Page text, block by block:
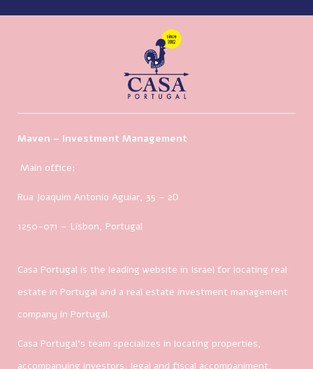
Maven – Investment Management
Main office:
Rua Joaquim Antonio Aguiar, 35 – 2D
1250-071 – Lisbon, Portugal
Casa Portugal is the leading website in Israel for locating real
estate in Portugal and a real estate investment management
company in Portugal.
Casa Portugal’s team specializes in locating properties,
accompanying investors, legal and fiscal accompaniment,